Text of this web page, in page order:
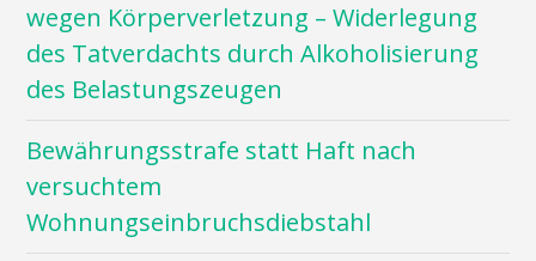
wegen Körperverletzung – Widerlegung
des Tatverdachts durch Alkoholisierung
des Belastungszeugen
Bewährungsstrafe statt Haft nach
versuchtem
Wohnungseinbruchsdiebstahl